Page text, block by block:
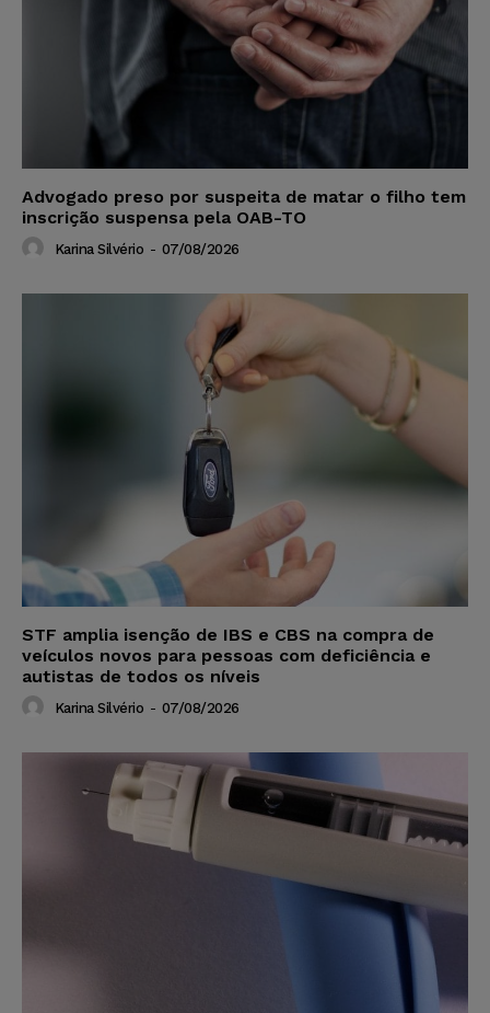
Advogado preso por suspeita de matar o filho tem
inscrição suspensa pela OAB-TO
Karina Silvério - 07/08/2026
STF amplia isenção de IBS e CBS na compra de
veículos novos para pessoas com deficiência e
autistas de todos os níveis
Karina Silvério - 07/08/2026